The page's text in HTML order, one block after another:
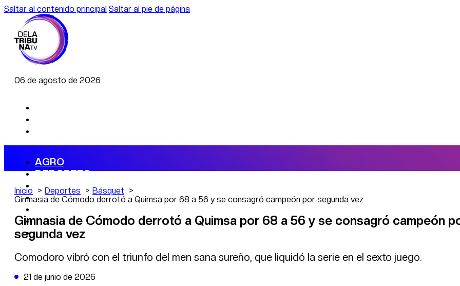
Saltar al contenido principal Saltar al pie de página
06 de agosto de 2026
AGRO
DEPORTES
ECONOMÍA
POLÍTICA
DATA FIRME
DE LA TRIBUNA TV
Inicio Deportes
Básquet
Gimnasia de Cómodo derrotó a Quimsa por 68 a 56 y se consagró campeón por segunda vez
Gimnasia de Cómodo derrotó a Quimsa por 68 a 56 y se consagró campeón
segunda vez
Comodoro vibró con el triunfo del men sana sureño, que liquidó la serie en el sexto juego.
21 de junio de 2026